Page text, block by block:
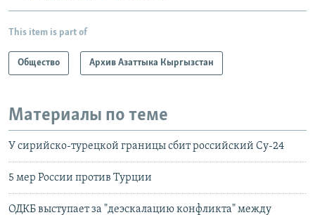
This item is part of
Общество Архив Азаттыка Кыргызстан
Материалы по теме
У сирийско-турецкой границы сбит российский Су-24
5 мер России против Турции
ОДКБ выступает за "деэскалацию конфликта" между